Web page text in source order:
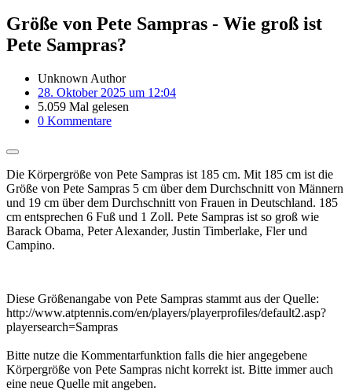
Größe von Pete Sampras - Wie groß ist
Pete Sampras?
Unknown Author
28. Oktober 2025 um 12:04
5.059 Mal gelesen
0 Kommentare
Die Körpergröße von Pete Sampras ist 185 cm. Mit 185 cm ist die
Größe von Pete Sampras 5 cm über dem Durchschnitt von Männern
und 19 cm über dem Durchschnitt von Frauen in Deutschland. 185
cm entsprechen 6 Fuß und 1 Zoll. Pete Sampras ist so groß wie
Barack Obama, Peter Alexander, Justin Timberlake, Fler und
Campino.
Diese Größenangabe von Pete Sampras stammt aus der Quelle:
http://www.atptennis.com/en/players/playerprofiles/default2.asp?
playersearch=Sampras
Bitte nutze die Kommentarfunktion falls die hier angegebene
Körpergröße von Pete Sampras nicht korrekt ist. Bitte immer auch
eine neue Quelle mit angeben.